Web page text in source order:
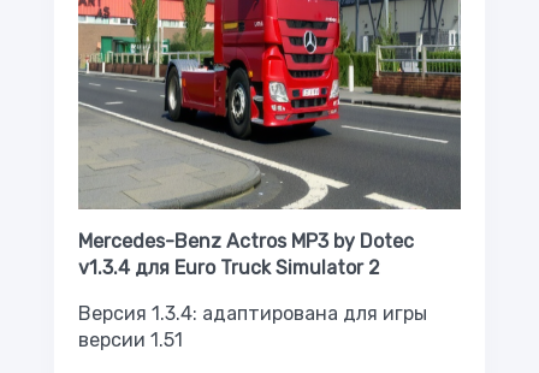
Mercedes-Benz Actros MP3 by Dotec
v1.3.4 для Euro Truck Simulator 2
Версия 1.3.4: адаптирована для игры
версии 1.51